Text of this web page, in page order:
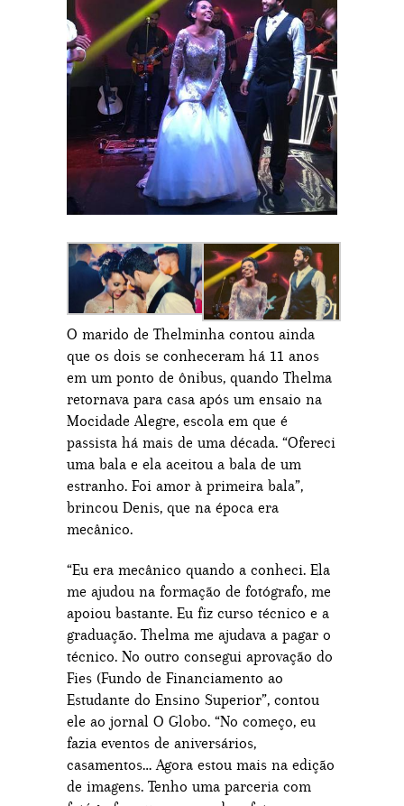
O marido de Thelminha contou ainda
que os dois se conheceram há 11 anos
em um ponto de ônibus, quando Thelma
retornava para casa após um ensaio na
Mocidade Alegre, escola em que é
passista há mais de uma década. “Ofereci
uma bala e ela aceitou a bala de um
estranho. Foi amor à primeira bala”,
brincou Denis, que na época era
mecânico.
“Eu era mecânico quando a conheci. Ela
me ajudou na formação de fotógrafo, me
apoiou bastante. Eu fiz curso técnico e a
graduação. Thelma me ajudava a pagar o
técnico. No outro consegui aprovação do
Fies (Fundo de Financiamento ao
Estudante do Ensino Superior”, contou
ele ao jornal O Globo. “No começo, eu
fazia eventos de aniversários,
casamentos… Agora estou mais na edição
de imagens. Tenho uma parceria com